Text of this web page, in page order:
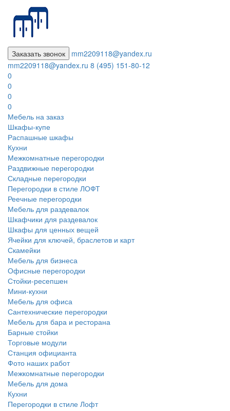
Заказать звонок
mm2209118@yandex.ru
mm2209118@yandex.ru 8 (495) 151-80-12
0
0
0
0
Мебель на заказ
Шкафы-купе
Распашные шкафы
Кухни
Межкомнатные перегородки
Раздвижные перегородки
Складные перегородки
Перегородки в стиле ЛОФТ
Реечные перегородки
Мебель для раздевалок
Шкафчики для раздевалок
Шкафы для ценных вещей
Ячейки для ключей, браслетов и карт
Скамейки
Мебель для бизнеса
Офисные перегородки
Стойки-ресепшен
Мини-кухни
Мебель для офиса
Сантехнические перегородки
Мебель для бара и ресторана
Барные стойки
Торговые модули
Станция официанта
Фото наших работ
Межкомнатные перегородки
Мебель для дома
Кухни
Перегородки в стиле Лофт